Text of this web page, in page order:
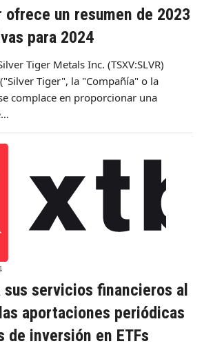
ofrece un resumen de 2023
para 2024
Tiger Metals Inc. (TSXV:SLVR)
("Silver Tiger", la "Compañía" o la
complace en proporcionar una
sus servicios financieros al
aportaciones periódicas
de inversión en ETFs